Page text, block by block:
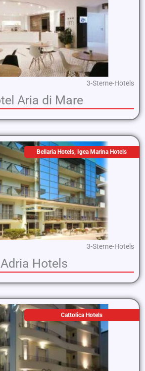
3-Sterne-Hotels
Aria di Mare
Bellaria Hotels ,Igea Marina Hotels
3-Sterne-Hotels
Adria Hotels
Cattolica Hotels